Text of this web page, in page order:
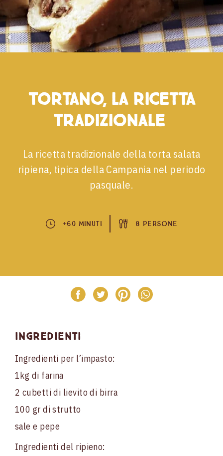
Tortano, la ricetta
tradizionale
La ricetta tradizionale della torta salata
ripiena, tipica della Campania nel periodo
pasquale.
+60 Minuti 8 Persone
Ingredienti
Ingredienti per l’impasto:
1kg di farina
2 cubetti di lievito di birra
100 gr di strutto
sale e pepe
Ingredienti del ripieno: